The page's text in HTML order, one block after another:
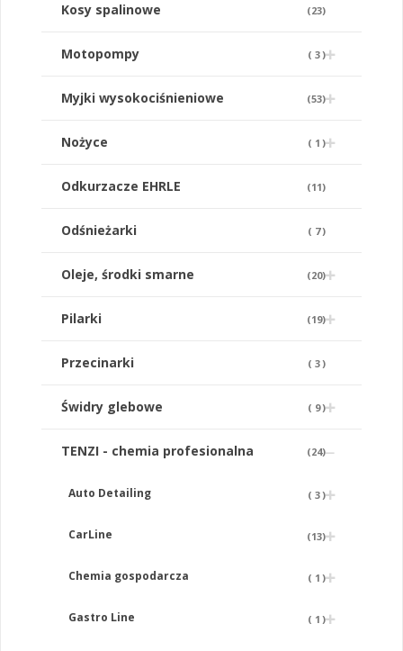
Kosy spalinowe (23)
Motopompy ( 3)
Myjki wysokociśnieniowe (53)
Nożyce ( 1 )
Odkurzacze EHRLE (11)
Odśnieżarki ( 7)
Oleje, środki smarne (20)
Pilarki (19)
Przecinarki ( 3)
Świdry glebowe ( 9)
TENZI - chemia profesionalna (24)
Auto Detailing ( 3)
CarLine (13)
Chemia gospodarcza ( 1 )
Gastro Line ( 1 )